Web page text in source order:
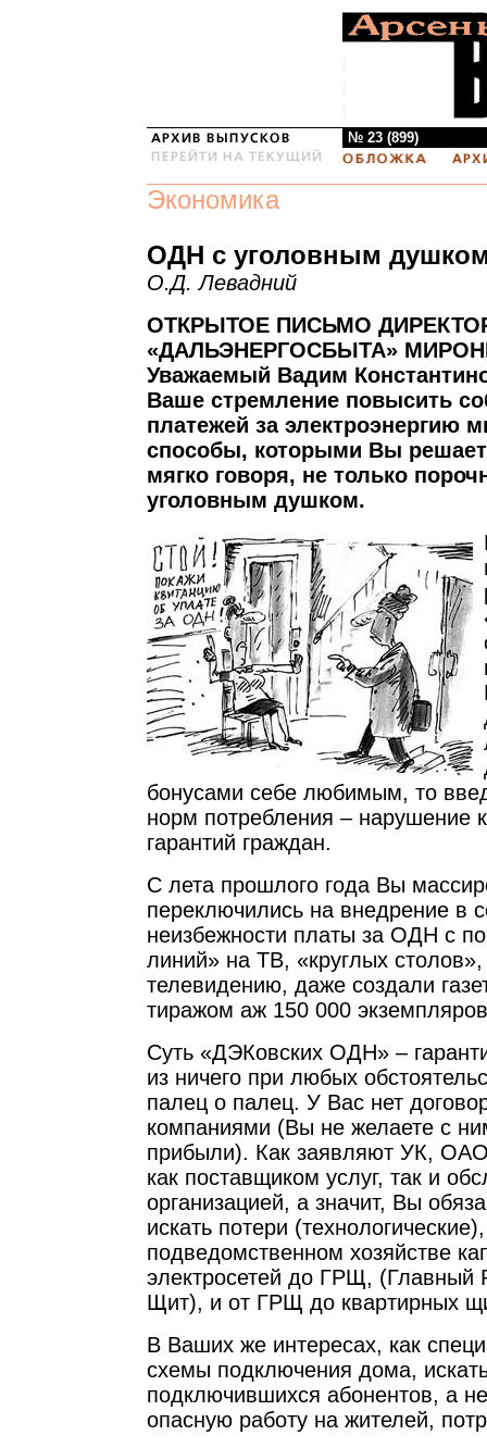
№ 23 (899)
Экономика
ОДН с уголовным
О.Д. Левадний
ОТКРЫТОЕ ПИСЬМО
«ДАЛЬЭНЕРГОСБЫТА»
Уважаемый Вадим
Ваше стремление повысить
платежей за электроэнергию
способы, которыми Вы
мягко говоря, не только
уголовным душком.
бонусами себе любимым, то
норм потребления – нарушение
гарантий граждан.
С лета прошлого года Вы
переключились на внедрение в
неизбежности платы за ОДН с
линий» на ТВ, «круглых
телевидению, даже создали
тиражом аж 150 000
Суть «ДЭКовских ОДН» –
из ничего при любых
палец о палец. У Вас нет
компаниями (Вы не желаете с
прибыли). Как заявляют УК,
как поставщиком услуг, так и
организацией, а значит, Вы
искать потери
подведомственном хозяйстве
электросетей до ГРЩ, (Главный
Щит), и от ГРЩ до квартирных
В Ваших же интересах, как
схемы подключения дома,
подключившихся абонентов, а
опасную работу на жителей,